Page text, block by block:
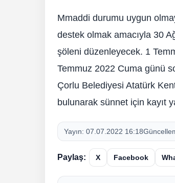
Mmaddi durumu uygun
destek olmak amacıyla 30
şöleni düzenleyecek. 1
Temmuz 2022 Cuma günü
Çorlu Belediyesi Atatürk
bulunarak sünnet için kayıt
Yayın: 07.07.2022 16:18
Paylaş: X Facebook